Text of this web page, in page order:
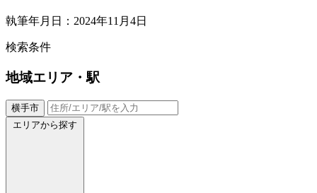
執筆年月日：2024年11月4日
検索条件
地域エリア・駅
横手市
エリアから探す